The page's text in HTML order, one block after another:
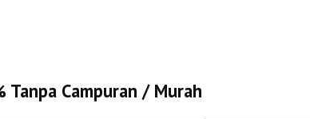
Tanpa Campuran / Murah